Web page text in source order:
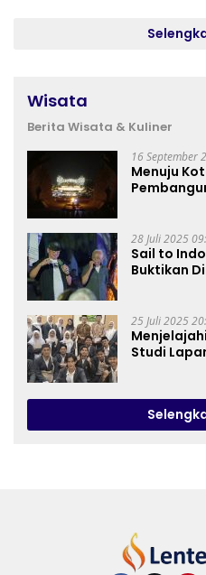
Wisata
Berita Wisata & Kuliner
16 September
Menuju
28 Juli 2025
Sail to
Buktikan
25 Juli 2025
Studi